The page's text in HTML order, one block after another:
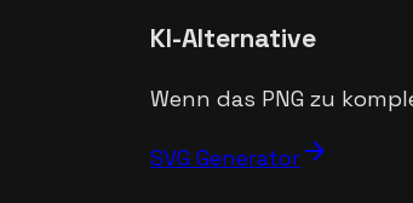
KI-Alternative
Wenn das PNG zu
SVG Generatorarrow_forward